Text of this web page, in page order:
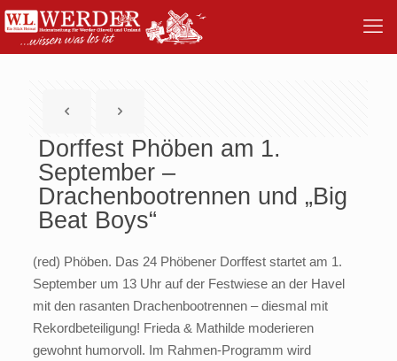
Dorffest Phöben am 1.
September –
Drachenbootrennen und „Big
Beat Boys“
(red) Phöben. Das 24 Phöbener Dorffest startet am 1.
September um 13 Uhr auf der Festwiese an der Havel
mit den rasanten Drachenbootrennen – diesmal mit
Rekordbeteiligung! Frieda & Mathilde moderieren
gewohnt humorvoll. Im Rahmen-Programm wird